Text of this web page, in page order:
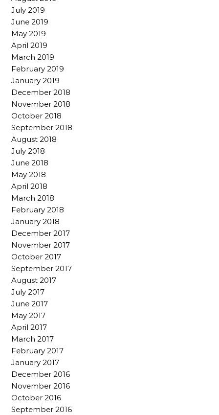
July 2019
June 2019
May 2019
April 2019
March 2019
February 2019
January 2019
December 2018
November 2018
October 2018
September 2018
August 2018
July 2018
June 2018
May 2018
April 2018
March 2018
February 2018
January 2018
December 2017
November 2017
October 2017
September 2017
August 2017
July 2017
June 2017
May 2017
April 2017
March 2017
February 2017
January 2017
December 2016
November 2016
October 2016
September 2016